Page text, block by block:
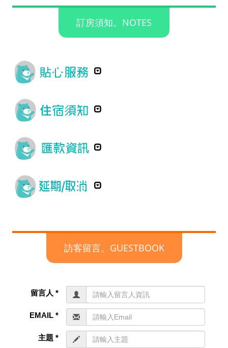
訂房須知。NOTES
訪客留言。GUESTBOOK
留言人 *
EMAIL *
主題 *